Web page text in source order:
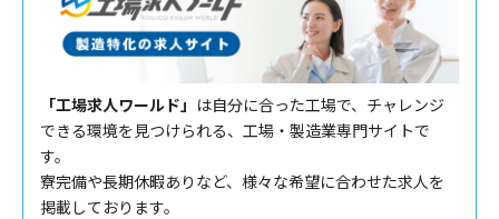
「工場求人ワールド」 は自分に合った工場で、チャレンジ
できる環境を見つけられる、工場・製造業専門サイトで
す。
寮完備や長期休暇ありなど、様々な希望に合わせた求人を
掲載しております。